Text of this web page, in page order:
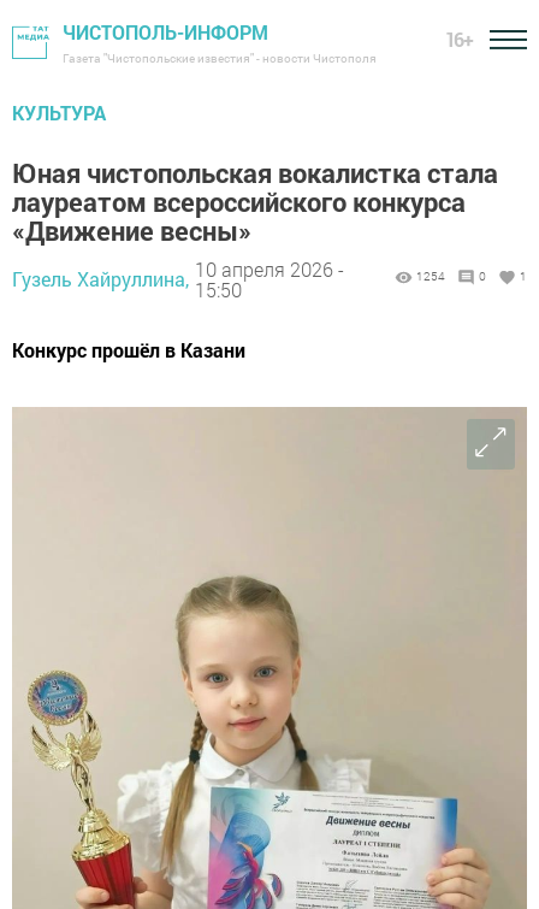
ЧИСТОПОЛЬ-ИНФОРМ
Газета "Чистопольские известия" - новости Чистополя
16+
КУЛЬТУРА
Юная чистопольская вокалистка стала
лауреатом всероссийского конкурса
«Движение весны»
Гузель Хайруллина, 10 апреля 2026 -
15:50
1254 0 1
Конкурс прошёл в Казани